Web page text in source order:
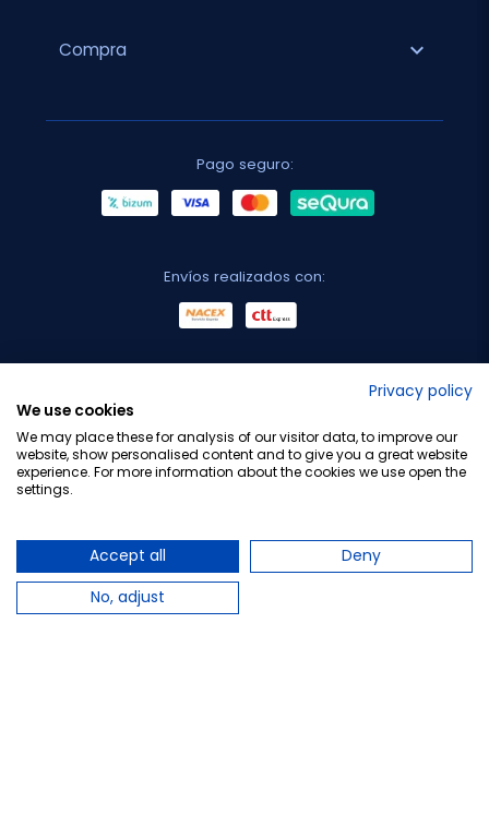
Compra expand_more
Pago seguro:
Envíos realizados con:
Privacy policy
We use cookies
We may place these for analysis of our visitor data, to improve our
website, show personalised content and to give you a great website
experience. For more information about the cookies we use open the
settings.
Accept all
Deny
No, adjust